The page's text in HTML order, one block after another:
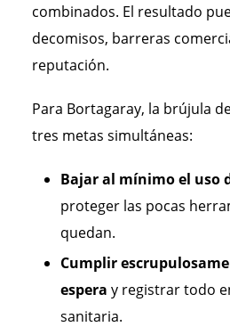
combinados. El resultado
decomisos, barreras
reputación.
Para Bortagaray, la brújula
tres metas simultáneas:
Bajar al mínimo el uso
proteger las pocas
quedan.
Cumplir
espera y registrar todo
sanitaria.